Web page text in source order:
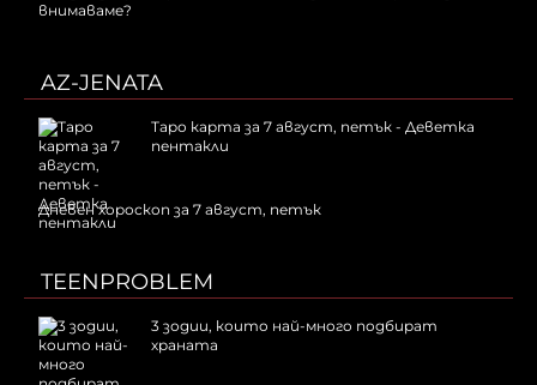
внимаваме?
AZ-JENATA
Таро карта за 7 август, петък - Деветка
пентакли
Дневен хороскоп за 7 август, петък
TEENPROBLEM
3 зодии, които най-много подбират
храната